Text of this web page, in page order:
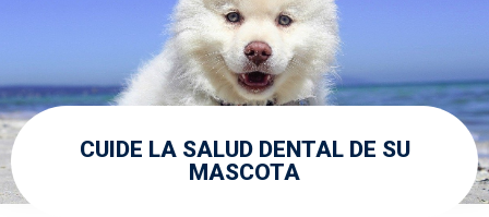
CUIDE LA SALUD DENTAL DE SU
MASCOTA